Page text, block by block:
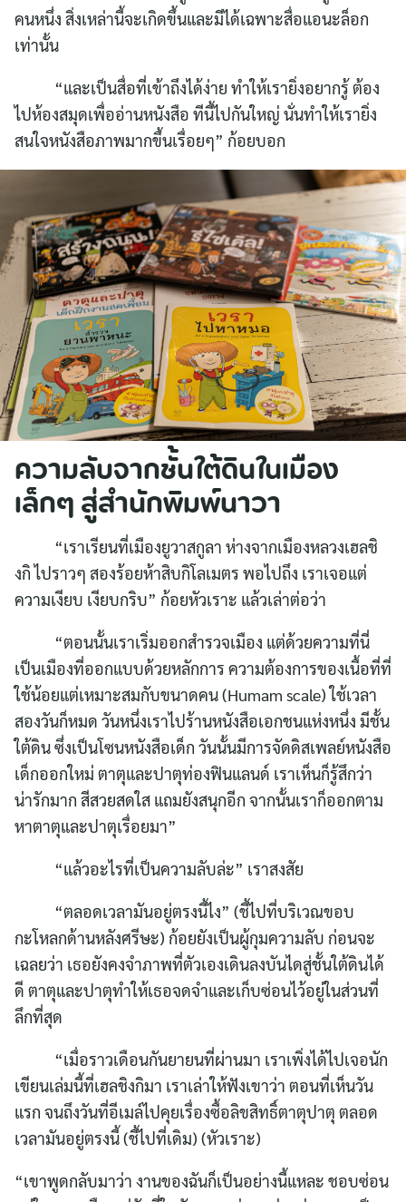
คนหนึ่ง สิ่งเหล่านี้จะเกิดขึ้นและมีได้เฉพาะสื่อแอนะล็อก
เท่านั้น
“และเป็นสื่อที่เข้าถึงได้ง่าย ทำให้เรายิ่งอยากรู้ ต้อง
ไปห้องสมุดเพื่ออ่านหนังสือ ทีนี้ไปกันใหญ่ นั่นทำให้เรายิ่ง
สนใจหนังสือภาพมากขึ้นเรื่อยๆ” ก้อยบอก
ความลับจากชั้นใต้ดินในเมือง
เล็กๆ สู่สำนักพิมพ์นาวา
“เราเรียนที่เมืองยูวาสกูลา ห่างจากเมืองหลวงเฮลชิ
งกิ ไปราวๆ สองร้อยห้าสิบกิโลเมตร พอไปถึง เราเจอแต่
ความเงียบ เงียบกริบ” ก้อยหัวเราะ แล้วเล่าต่อว่า
“ตอนนั้นเราเริ่มออกสำรวจเมือง แต่ด้วยความที่นี่
เป็นเมืองที่ออกแบบด้วยหลักการ ความต้องการของเนื้อที่ที่
ใช้น้อยแต่เหมาะสมกับขนาดคน (Humam scale) ใช้เวลา
สองวันก็หมด วันหนึ่งเราไปร้านหนังสือเอกชนแห่งหนึ่ง มีชั้น
ใต้ดิน ซึ่งเป็นโซนหนังสือเด็ก วันนั้นมีการจัดดิสเพลย์หนังสือ
เด็กออกใหม่ ตาตุและปาตุท่องฟินแลนด์ เราเห็นก็รู้สึกว่า
น่ารักมาก สีสวยสดใส แถมยังสนุกอีก จากนั้นเราก็ออกตาม
หาตาตุและปาตุเรื่อยมา”
“แล้วอะไรที่เป็นความลับล่ะ” เราสงสัย
“ตลอดเวลามันอยู่ตรงนี้ไง” (ชี้ไปที่บริเวณขอบ
กะโหลกด้านหลังศรีษะ) ก้อยยังเป็นผู้กุมความลับ ก่อนจะ
เฉลยว่า เธอยังคงจำภาพที่ตัวเองเดินลงบันไดสู่ชั้นใต้ดินได้
ดี ตาตุและปาตุทำให้เธอจดจำและเก็บซ่อนไว้อยู่ในส่วนที่
ลึกที่สุด
“เมื่อราวเดือนกันยายนที่ผ่านมา เราเพิ่งได้ไปเจอนัก
เขียนเล่มนี้ที่เฮลชิงกิมา เราเล่าให้ฟังเขาว่า ตอนที่เห็นวัน
แรก จนถึงวันที่อีเมล์ไปคุยเรื่องซื้อลิขสิทธิ์ตาตุปาตุ ตลอด
เวลามันอยู่ตรงนี้ (ชี้ไปที่เดิม) (หัวเราะ)
“เขาพูดกลับมาว่า งานของฉันก็เป็นอย่างนี้แหละ ชอบซ่อน